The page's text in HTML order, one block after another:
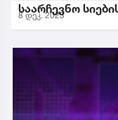
საარჩევნო
8 დეკ. 2023